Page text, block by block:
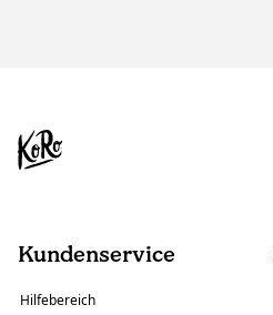
Kundenservice
Hilfebereich